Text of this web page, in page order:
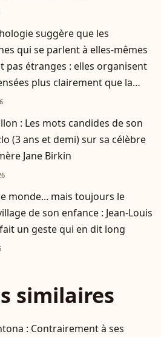
suggère que les
qui se parlent à elles-mêmes
pas étranges : elles organisent
plus clairement que la
gens"
: Les mots candides de son
(3 ans et demi) sur sa célèbre
Jane Birkin
monde... mais toujours le
de son enfance : Jean-Louis
un geste qui en dit long
similaires
: Contrairement à ses